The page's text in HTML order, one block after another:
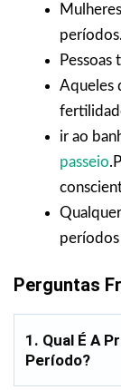
períodos.
Pessoas
Aqueles
ir ao
passeio
Perguntas
1. Qual É A
Período?